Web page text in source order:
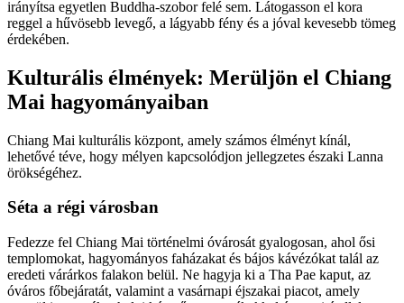
irányítsa egyetlen Buddha-szobor felé sem. Látogasson el kora
reggel a hűvösebb levegő, a lágyabb fény és a jóval kevesebb tömeg
érdekében.
Kulturális élmények: Merüljön el Chiang
Mai hagyományaiban
Chiang Mai kulturális központ, amely számos élményt kínál,
lehetővé téve, hogy mélyen kapcsolódjon jellegzetes északi Lanna
örökségéhez.
Séta a régi városban
Fedezze fel Chiang Mai történelmi óvárosát gyalogosan, ahol ősi
templomokat, hagyományos faházakat és bájos kávézókat talál az
eredeti várárkos falakon belül. Ne hagyja ki a Tha Pae kaput, az
óváros főbejáratát, valamint a vasárnapi éjszakai piacot, amely